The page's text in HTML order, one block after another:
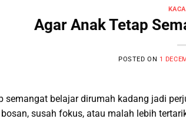
Agar Anak Tetap
POSTED ON 1
semangat belajar dirumah kadang jadi
susah fokus, atau malah lebih